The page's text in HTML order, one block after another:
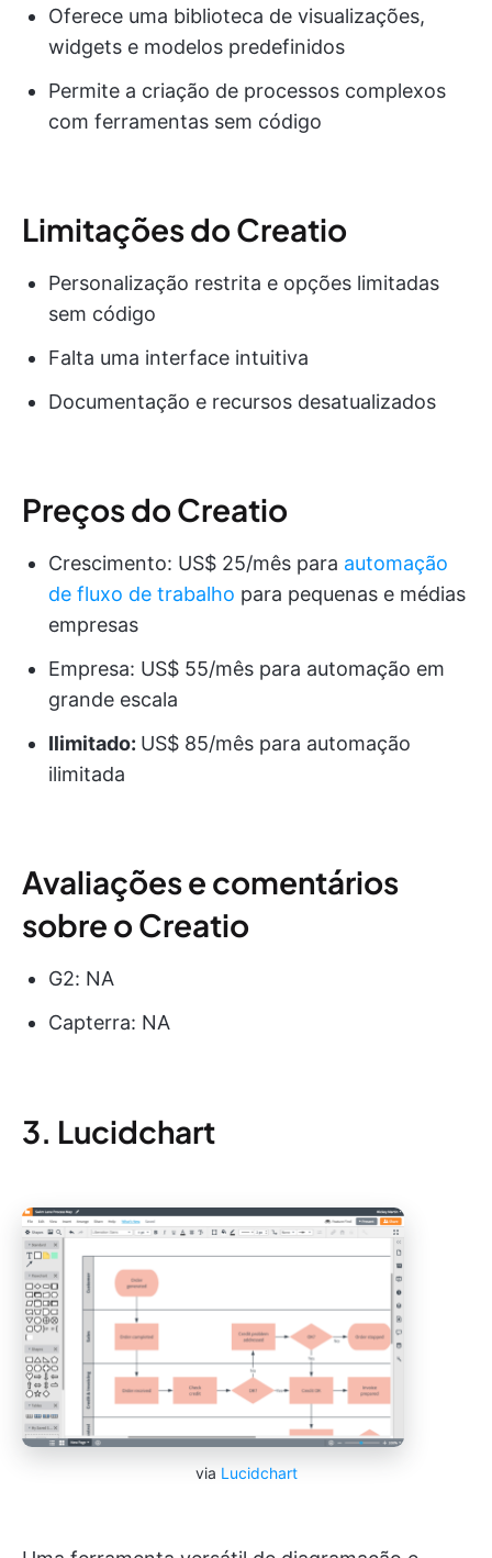
Oferece uma biblioteca de visualizações,
widgets e modelos predefinidos
Permite a criação de processos complexos
com ferramentas sem código
Limitações do Creatio
Personalização restrita e opções limitadas
sem código
Falta uma interface intuitiva
Documentação e recursos desatualizados
Preços do Creatio
Crescimento: US$ 25/mês para automação
de fluxo de trabalho para pequenas e médias
empresas
Empresa: US$ 55/mês para automação em
grande escala
Ilimitado: US$ 85/mês para automação
ilimitada
Avaliações e comentários
sobre o Creatio
G2: NA
Capterra: NA
3. Lucidchart
via Lucidchart